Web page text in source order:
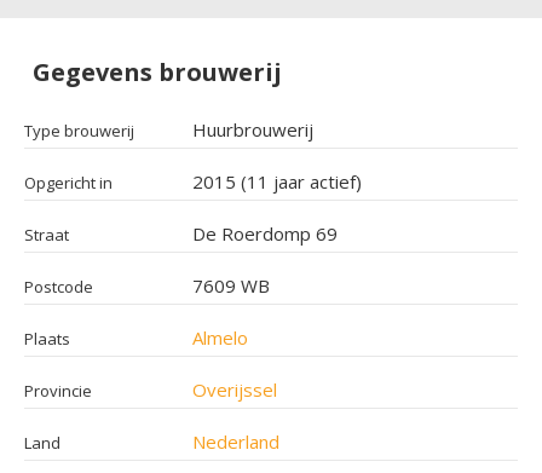
Gegevens brouwerij
Type brouwerij Huurbrouwerij
Opgericht in 2015 (11 jaar actief)
Straat De Roerdomp 69
Postcode 7609 WB
Plaats Almelo
Provincie Overijssel
Land Nederland